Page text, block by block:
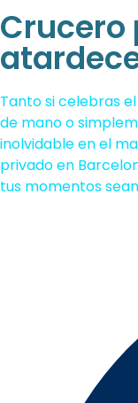
Crucero
Tanto si celebras
de mano o
inolvidable en el
privado en
tus momentos